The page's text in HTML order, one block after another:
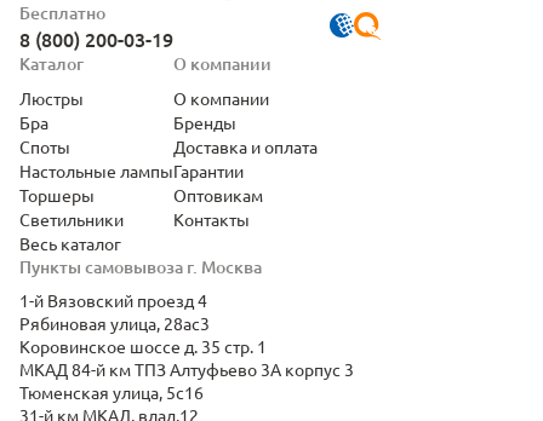
Бесплатно
8 (800) 200-03-19
Пункты самовывоза г. Москва
1-й Вязовский проезд 4
Рябиновая улица, 28ас3
Коровинское шоссе д. 35 стр. 1
МКАД 84-й км ТПЗ Алтуфьево 3А корпус 3
Тюменская улица, 5с16
31-й км МКАД, влад.12
Каталог
Люстры
Бра
Споты
Настольные лампы
Торшеры
Светильники
Весь каталог
О компании
О компании
Бренды
Доставка и оплата
Гарантии
Оптовикам
Контакты